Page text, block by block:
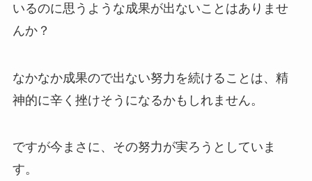
いるのに思うような成果が出ないことはありませ
んか？
なかなか成果ので出ない努力を続けることは、精
神的に辛く挫けそうになるかもしれません。
ですが今まさに、その努力が実ろうとしていま
す。